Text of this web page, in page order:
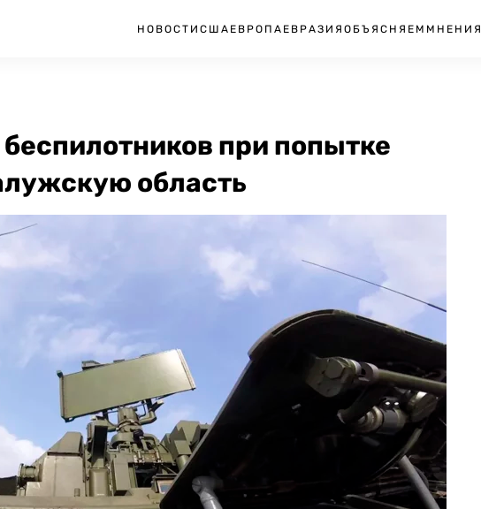
НОВОСТИ США ЕВРОПА ЕВРАЗИЯ ОБЪЯСНЯЕМ МНЕНИЯ
при попытке
область